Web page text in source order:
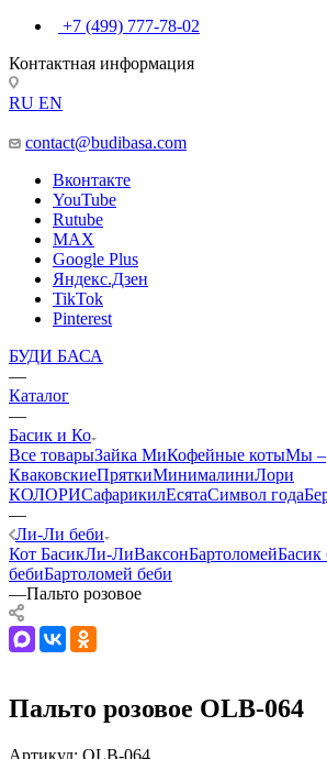
+7 (499) 777-78-02
Контактная информация
RU EN
contact@budibasa.com
Вконтакте
YouTube
Rutube
MAX
Google Plus
Яндекс.Дзен
TikTok
Pinterest
БУДИ БАСА
—
Каталог
—
Басик и Ко
Все товарыЗайка МиКофейные котыМы –
КваковскиеПряткиМинималиниЛори
КОЛОРИСафарикилЕсятаСимвол года
—
Ли-Ли беби
Кот БасикЛи-ЛиВаксонБартоломейБасик
бебиБартоломей беби
—Пальто розовое
Пальто розовое OLB-064
Артикул: OLB-064